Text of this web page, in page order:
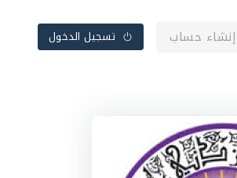
إنشاء حساب تسجيل الدخول